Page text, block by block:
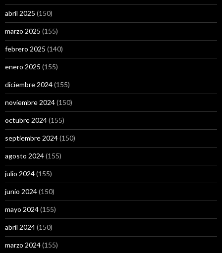
abril 2025 (150)
marzo 2025 (155)
febrero 2025 (140)
enero 2025 (155)
diciembre 2024(155)
noviembre 2024(150)
octubre 2024(155)
septiembre 2024(150)
agosto 2024(155)
julio 2024(155)
junio 2024(150)
mayo 2024(155)
abril 2024(150)
marzo 2024(155)